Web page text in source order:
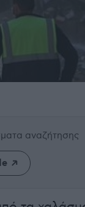
αναζήτησης